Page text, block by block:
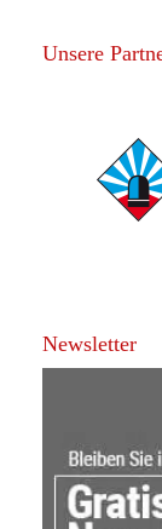
Unsere
Newsletter